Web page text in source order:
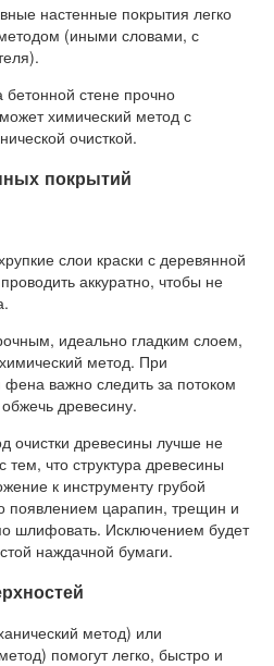
настенные покрытия легко
(иными словами, с
стене прочно
химический метод с
очисткой.
покрытий
слои краски с деревянной
аккуратно, чтобы не
идеально гладким слоем,
метод. При
фена важно следить за потоком
древесину.
очистки древесины лучше не
тем, что структура древесины
к инструменту грубой
появлением царапин, трещин и
шлифовать. Исключением будет
наждачной бумаги.
метод) или
помогут легко, быстро и